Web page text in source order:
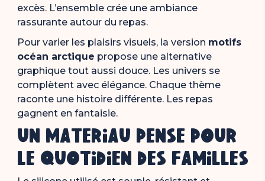
excès. L’ensemble crée une ambiance
rassurante autour du repas.
Pour varier les plaisirs visuels, la version motifs
océan arctique propose une alternative
graphique tout aussi douce. Les univers se
complètent avec élégance. Chaque thème
raconte une histoire différente. Les repas
gagnent en fantaisie.
Un matériau pensé pour
le quotidien des familles